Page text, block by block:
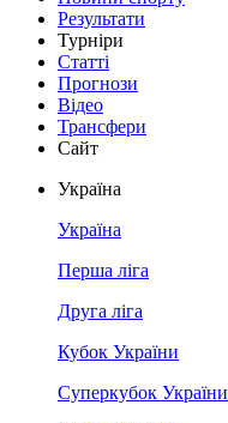
Результати
Турніри
Статті
Прогнози
Відео
Трансфери
Сайт
Україна
Україна
Перша ліга
Друга ліга
Кубок України
Суперкубок України